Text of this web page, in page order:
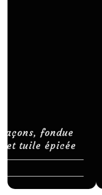
Recettes
Salons,
Spaghettis aux
balsamique